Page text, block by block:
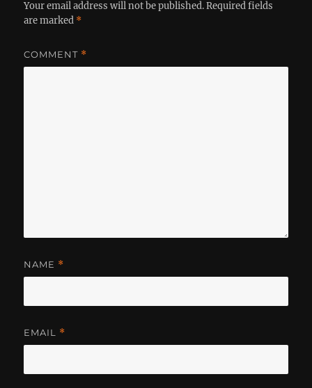
Your email address will not be published. Required fields
are marked *
COMMENT *
NAME *
EMAIL *